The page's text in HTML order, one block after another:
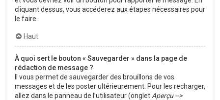
cliquant dessus, vous accéderez aux étapes nécessaires pour
le faire.
Haut
À quoi sert le bouton « Sauvegarder » dans la page de
rédaction de message ?
Il vous permet de sauvegarder des brouillons de vos
messages et de les poster ultérieurement. Pour les recharger,
allez dans le panneau de l’utilisateur (onglet Aperçu -->